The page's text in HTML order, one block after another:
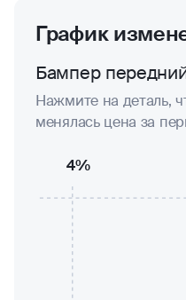
График
Бампер
Нажмите на деталь,
менялась цена за
4%